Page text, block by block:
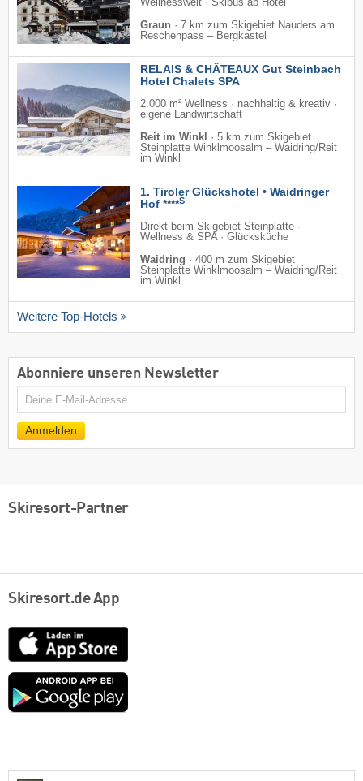
Wellnesswelt · Skibus ab Hotel
Graun · 7 km zum Skigebiet Nauders am
Reschenpass – Bergkastel
RELAIS & CHÂTEAUX Gut Steinbach
Hotel Chalets SPA
2.000 m² Wellness · nachhaltig & kreativ ·
eigene Landwirtschaft
Reit im Winkl
· 5 km zum Skigebiet
Steinplatte Winklmoosalm – Waidring/​Reit
im Winkl
1. Tiroler Glückshotel • Waidringer
Hof ****S
Direkt beim Skigebiet Steinplatte ·
Wellness & SPA · Glücksküche
Waidring · 400 m zum Skigebiet
Steinplatte Winklmoosalm – Waidring/​Reit
im Winkl
Weitere Top-Hotels
Abonniere unseren Newsletter
E-
Anmelden
Skiresort-Partner
Skiresort.de App
App
Store
Google